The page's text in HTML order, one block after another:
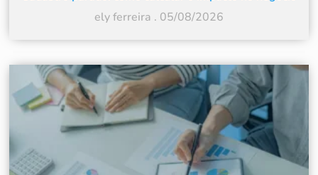
ely ferreira
05/08/2026